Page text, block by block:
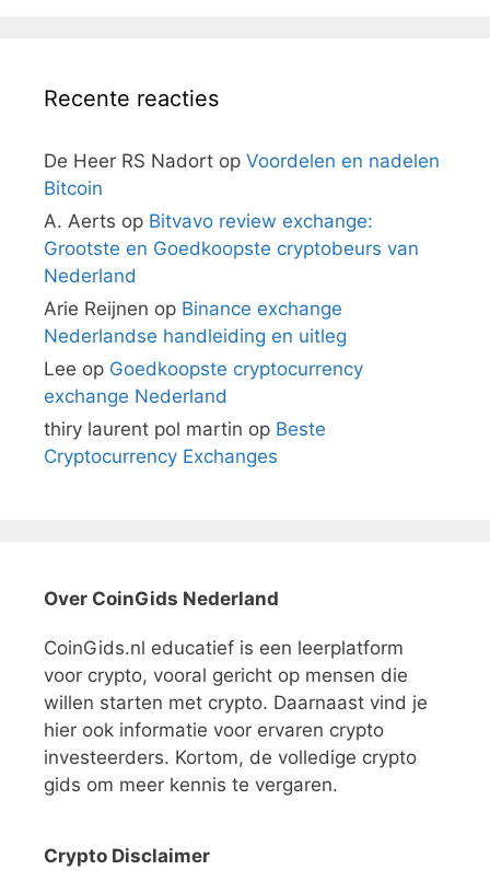
Recente reacties
De Heer RS Nadort op Voordelen en nadelen
Bitcoin
A. Aerts op Bitvavo review exchange:
Grootste en Goedkoopste cryptobeurs van
Nederland
Arie Reijnen op Binance exchange
Nederlandse handleiding en uitleg
Lee op Goedkoopste cryptocurrency
exchange Nederland
thiry laurent pol martin op Beste
Cryptocurrency Exchanges
Over CoinGids Nederland
CoinGids.nl educatief is een leerplatform
voor crypto, vooral gericht op mensen die
willen starten met crypto. Daarnaast vind je
hier ook informatie voor ervaren crypto
investeerders. Kortom, de volledige crypto
gids om meer kennis te vergaren.
Crypto Disclaimer